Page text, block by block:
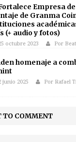
Empresa
de Granma
(+ audio y fotos)
octubre 2023 Por
homenaje a
junio 2025 Por Rafael
TO COMMENT